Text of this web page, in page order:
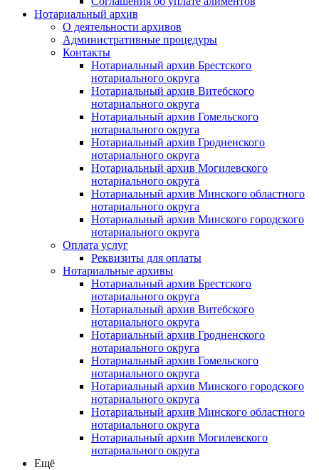
Нотариальный архив
О деятельности архивов
Административные процедуры
Контакты
Нотариальный архив Брестского
нотариального округа
Нотариальный архив Витебского
нотариального округа
Нотариальный архив Гомельского
нотариального округа
Нотариальный архив Гродненского
нотариального округа
Нотариальный архив Могилевского
нотариального округа
Нотариальный архив Минского областного
нотариального округа
Нотариальный архив Минского городского
нотариального округа
Оплата услуг
Реквизиты для оплаты
Нотариальные архивы
Нотариальный архив Брестского
нотариального округа
Нотариальный архив Витебского
нотариального округа
Нотариальный архив Гродненского
нотариального округа
Нотариальный архив Гомельского
нотариального округа
Нотариальный архив Минского городского
нотариального округа
Нотариальный архив Минского областного
нотариального округа
Нотариальный архив Могилевского
нотариального округа
Ещё